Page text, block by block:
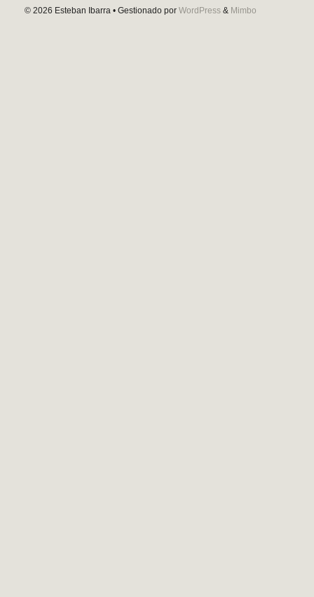
© 2026 Esteban Ibarra • Gestionado por WordPress & Mimbo